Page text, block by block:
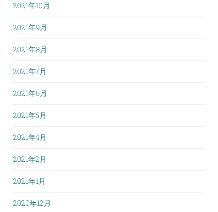
2021年10月
2021年9月
2021年8月
2021年7月
2021年6月
2021年5月
2021年4月
2021年2月
2021年1月
2020年12月